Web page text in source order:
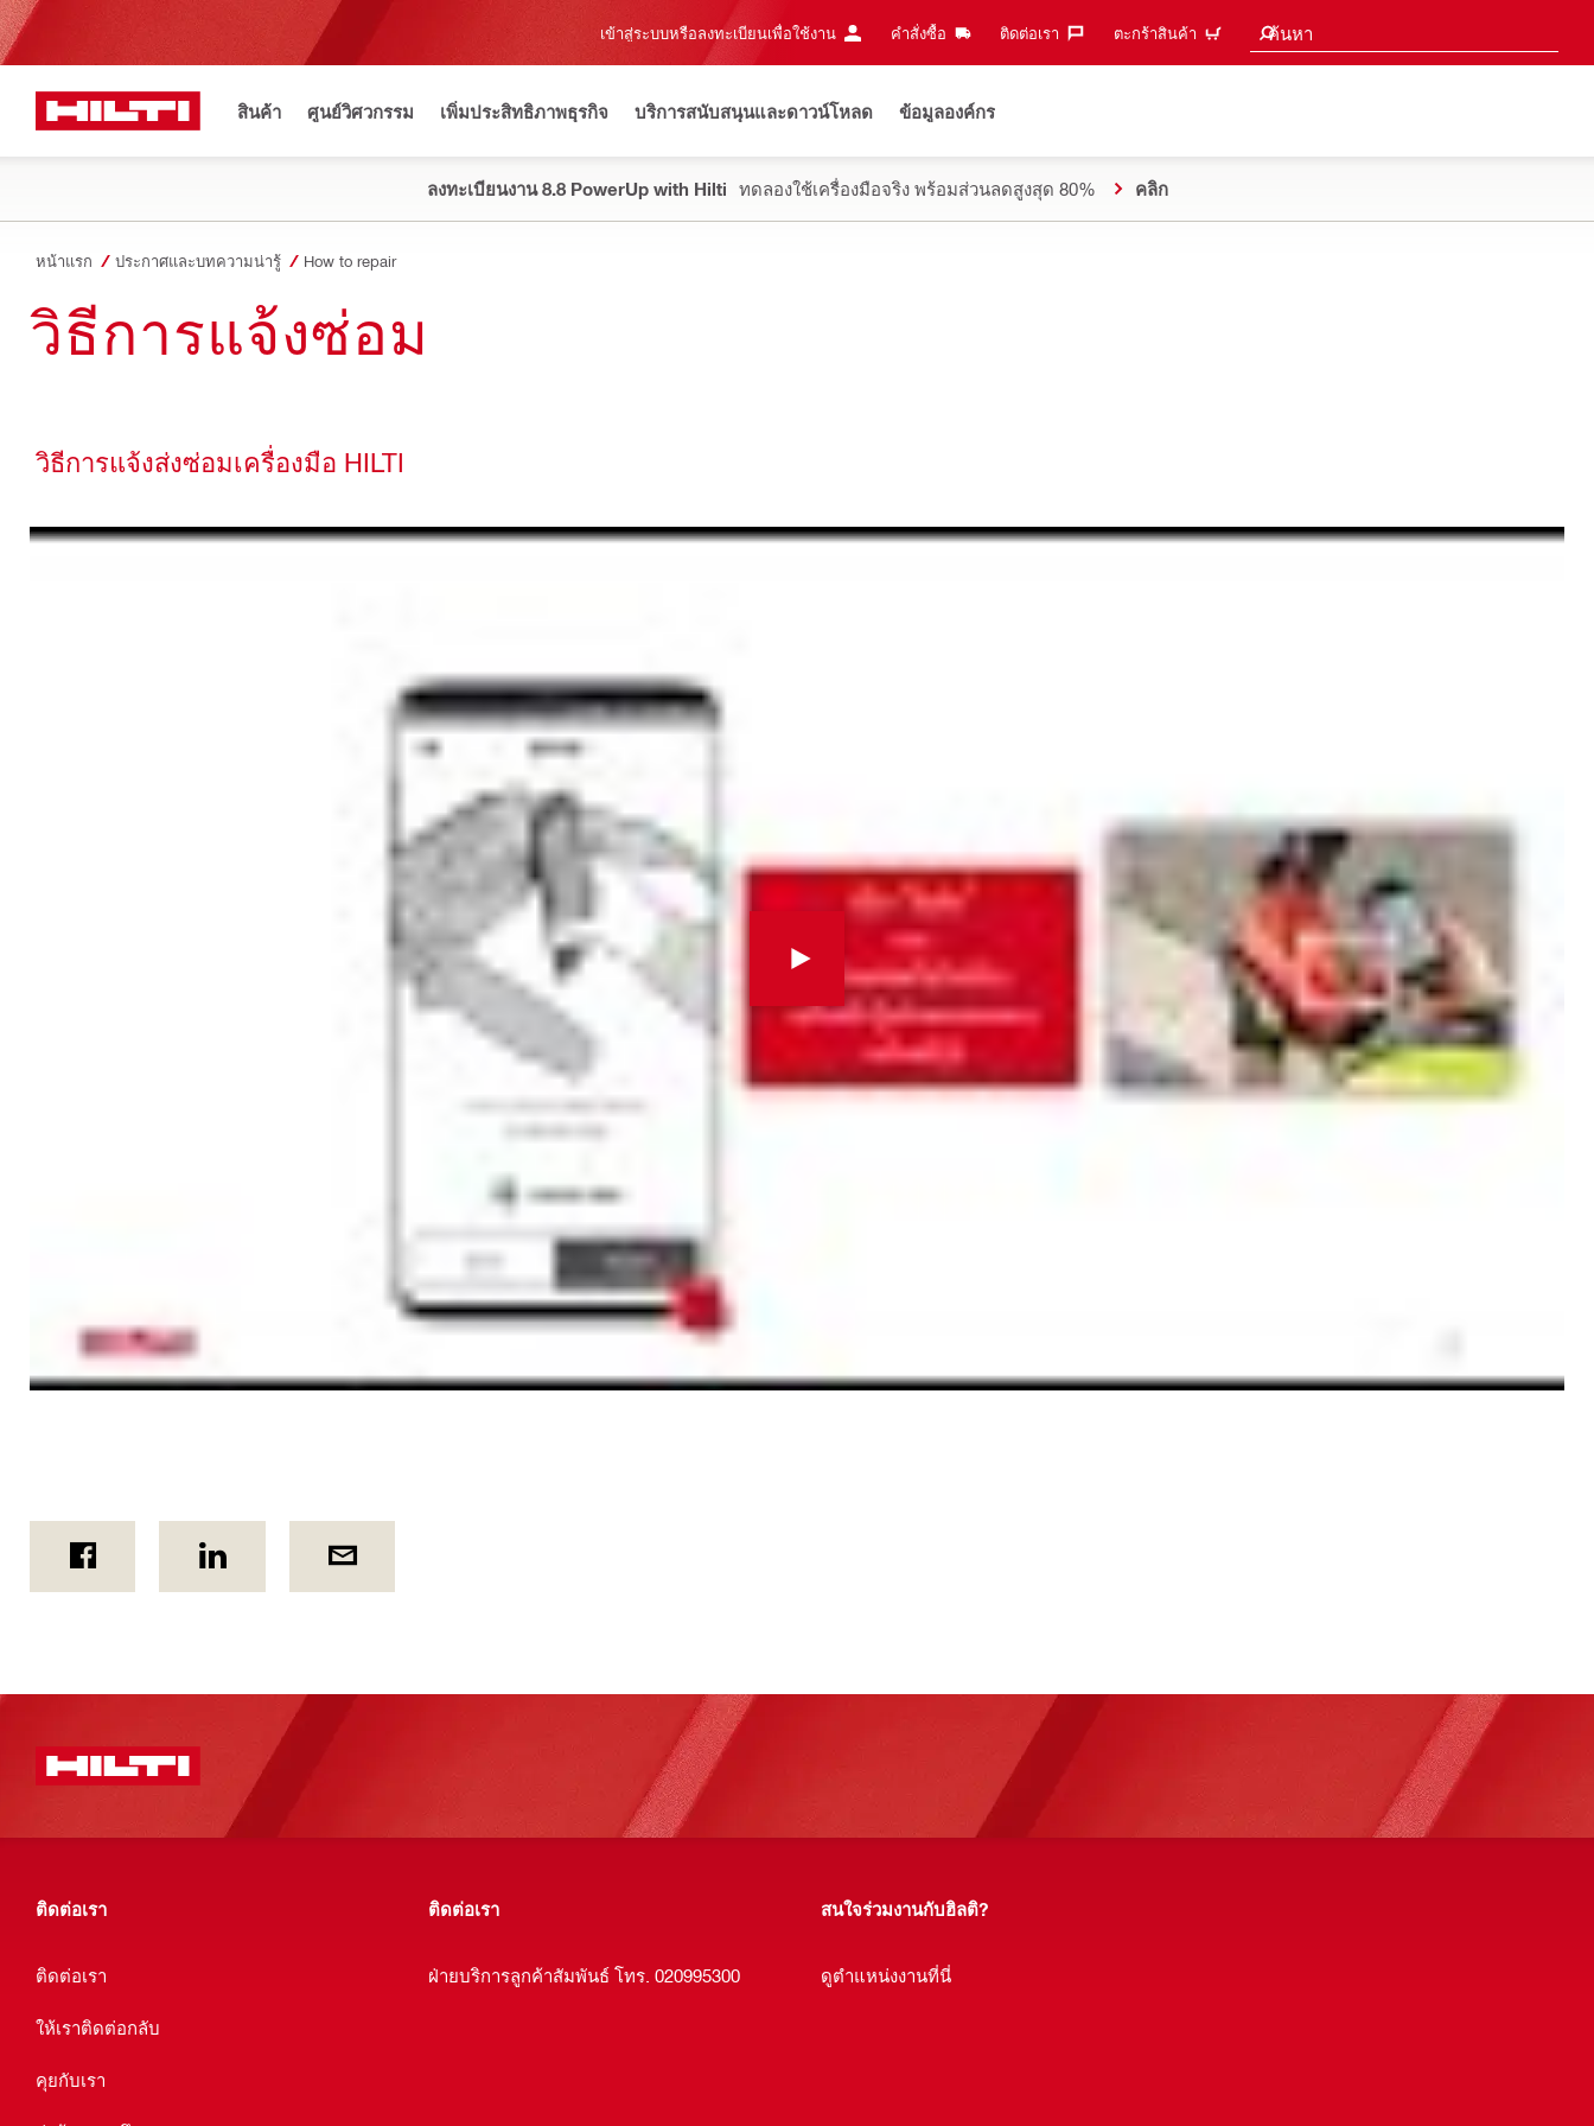
เข้าสู่ระบบหรือลงทะเบียนเพื่อใช้งาน คำสั่งซื้อ ติดต่อเรา‎ ตะกร้าสินค้า ค้นหา
คำแนะนำการค้นหา
สินค้า ศูนย์วิศวกรรม เพิ่มประสิทธิภาพธุรกิจ บริการสนับสนุนและดาวน์โหลด ข้อมูลองค์กร
ลงทะเบียนงาน 8.8 PowerUp with Hilti ทดลองใช้เครื่องมือจริง พร้อมส่วนลดสูงสุด 80% คลิก
หน้าแรก ประกาศและบทความน่ารู้ How to repair
วิธีการแจ้งซ่อม
วิธีการแจ้งส่งซ่อมเครื่องมือ HILTI
ติดต่อเรา
ติดต่อเรา
ให้เราติดต่อกลับ
คุยกับเรา
ติดต่อเรา
ฝ่ายบริการลูกค้าสัมพันธ์ โทร. 020995300
สนใจร่วมงานกับฮิลติ?
ดูตำแหน่งงานที่นี่